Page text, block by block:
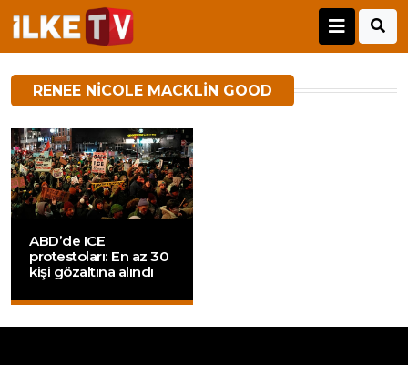
RENEE NICOLE MACKLIN GOOD
ABD’de ICE
protestoları: En az 30
kişi gözaltına alındı